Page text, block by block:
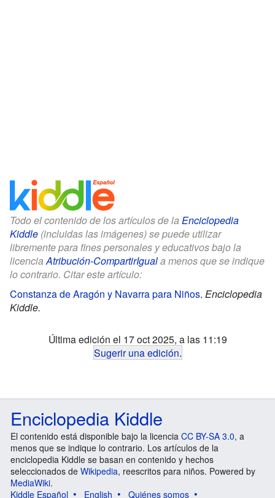
Todo el contenido de los artículos de la Enciclopedia
Kiddle (incluidas las imágenes) se puede utilizar
libremente para fines personales y educativos bajo la
licenciaAtribución-CompartirIguala menos que se indique
lo contrario. Citar este artículo:
Constanza de Aragón y Navarra para Niños. Enciclopedia
Kiddle.
Última edición el 17 oct 2025, a las 11:19
Sugerir una edición.
Enciclopedia Kiddle
El contenido está disponible bajo la licencia CC BY-SA 3.0, a
menos que se indique lo contrario. Los artículos de la
enciclopedia Kiddle se basan en contenido y hechos
seleccionados de Wikipedia, reescritos para niños. Powered by
MediaWiki.
Kiddle Español
English Quiénes somos